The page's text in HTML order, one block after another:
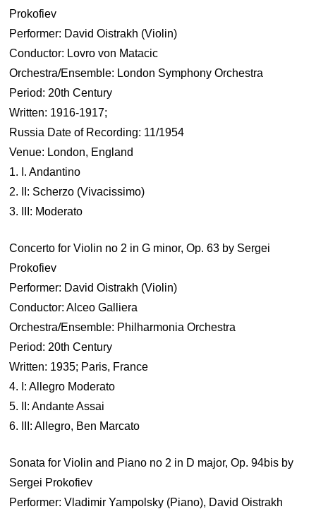
Prokofiev
Performer: David Oistrakh (Violin)
Conductor: Lovro von Matacic
Orchestra/Ensemble: London Symphony Orchestra
Period: 20th Century
Written: 1916-1917;
Russia Date of Recording: 11/1954
Venue: London, England
1. I. Andantino
2. II: Scherzo (Vivacissimo)
3. III: Moderato
Concerto for Violin no 2 in G minor, Op. 63 by Sergei
Prokofiev
Performer: David Oistrakh (Violin)
Conductor: Alceo Galliera
Orchestra/Ensemble: Philharmonia Orchestra
Period: 20th Century
Written: 1935; Paris, France
4. I: Allegro Moderato
5. II: Andante Assai
6. III: Allegro, Ben Marcato
Sonata for Violin and Piano no 2 in D major, Op. 94bis by
Sergei Prokofiev
Performer: Vladimir Yampolsky (Piano), David Oistrakh